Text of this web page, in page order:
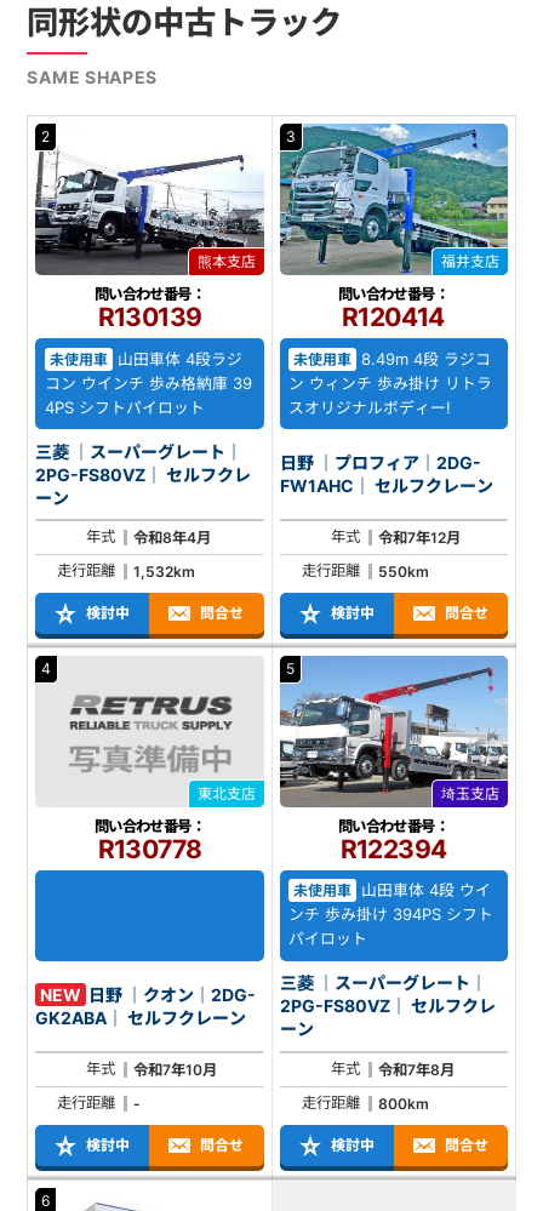
同形状の中古トラック
SAME SHAPES
2
熊本支店
問い合わせ番号：
R130139
未使用車
山田車体 4段ラジ
コン ウインチ 歩み格納庫 39
4PS シフトパイロット
三菱 ｜スーパーグレート｜
2PG-FS80VZ｜ セルフクレ
ーン
年式
令和8年4月
走行距離
1,532km
検討中 問合せ
3
福井支店
問い合わせ番号：
R120414
未使用車 8.49m 4段 ラジコ
ン ウィンチ 歩み掛け リトラ
スオリジナルボディー!
日野 ｜プロフィア｜2DG-
FW1AHC｜ セルフクレーン
年式
令和7年12月
走行距離
550km
検討中 問合せ
4
東北支店
問い合わせ番号：
R130778
NEW 日野 ｜クオン｜2DG-
GK2ABA｜ セルフクレーン
年式
令和7年10月
走行距離
-
検討中 問合せ
5
埼玉支店
問い合わせ番号：
R122394
未使用車 山田車体 4段 ウイ
ンチ 歩み掛け 394PS シフト
パイロット
三菱 ｜スーパーグレート｜
2PG-FS80VZ｜ セルフクレ
ーン
年式
令和7年8月
走行距離
800km
検討中 問合せ
6